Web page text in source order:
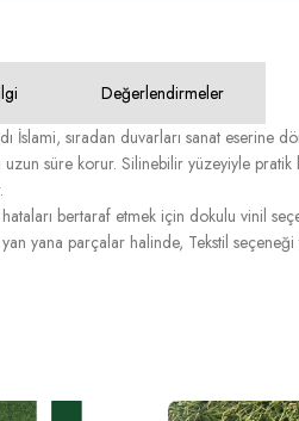
Değerlendirmeler
İslami, sıradan duvarları sanat eserine
uzun süre korur. Silinebilir yüzeyiyle pratik
bertaraf etmek için dokulu vinil
yana parçalar halinde, Tekstil